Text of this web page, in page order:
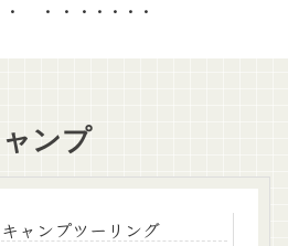
ンプ
キャンプツーリング